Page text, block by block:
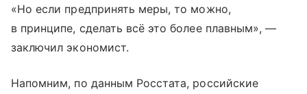
«Но если предпринять меры, то можно,
в принципе, сделать всё это более плавным», —
заключил экономист.
Напомним, по данным Росстата, российские